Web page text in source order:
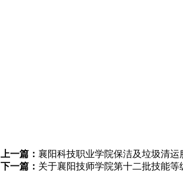
上一篇： 襄阳科技职业学院保洁及垃圾清
下一篇： 关于襄阳技师学院第十二批技能等